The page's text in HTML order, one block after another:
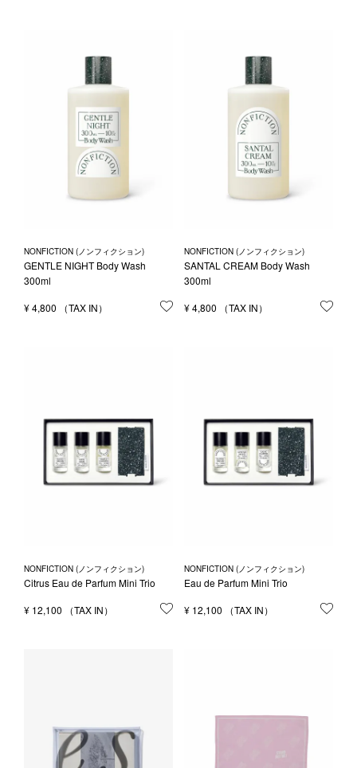
NONFICTION (ノンフィクション)
GENTLE NIGHT Body Wash
300ml
¥4,800 お気に入りに登録する
NONFICTION (ノンフィクション)
SANTAL CREAM Body Wash
300ml
¥4,800
NONFICTION (ノンフィクション)
Citrus Eau de Parfum Mini Trio
¥ 12,100 お気に入りに登録する
NONFICTION (ノンフィクション)
Eau de Parfum Mini Trio
¥ 12,100